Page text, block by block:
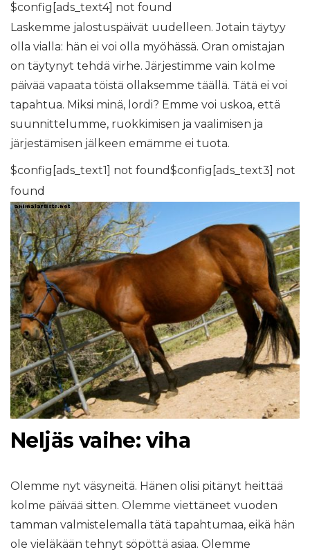
$config[ads_text4] not found
Laskemme jalostuspäivät uudelleen. Jotain täytyy
olla vialla: hän ei voi olla myöhässä. Oran omistajan
on täytynyt tehdä virhe. Järjestimme vain kolme
päivää vapaata töistä ollaksemme täällä. Tätä ei voi
tapahtua. Miksi minä, lordi? Emme voi uskoa, että
suunnittelumme, ruokkimisen ja vaalimisen ja
järjestämisen jälkeen emämme ei tuota.
$config[ads_text1] not found$config[ads_text3] not
found
Neljäs vaihe: viha
Olemme nyt väsyneitä. Hänen olisi pitänyt heittää
kolme päivää sitten. Olemme viettäneet vuoden
tamman valmistelemalla tätä tapahtumaa, eikä hän
ole vieläkään tehnyt söpöttä asiaa. Olemme